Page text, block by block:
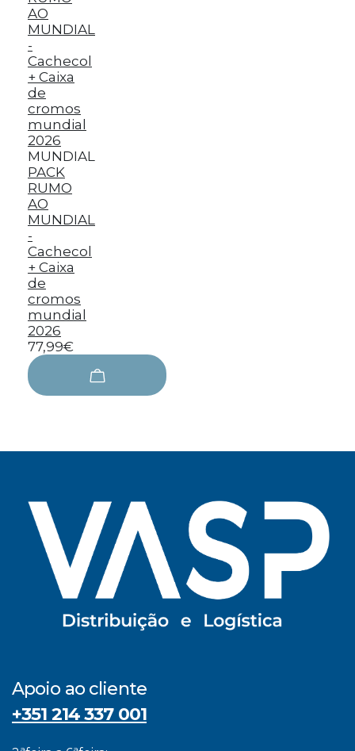
MUNDIAL
PACK
RUMO
AO
MUNDIAL
-
Cachecol
+ Caixa
de
cromos
mundial
2026
77,99€
Apoio ao cliente
+351 214 337 001